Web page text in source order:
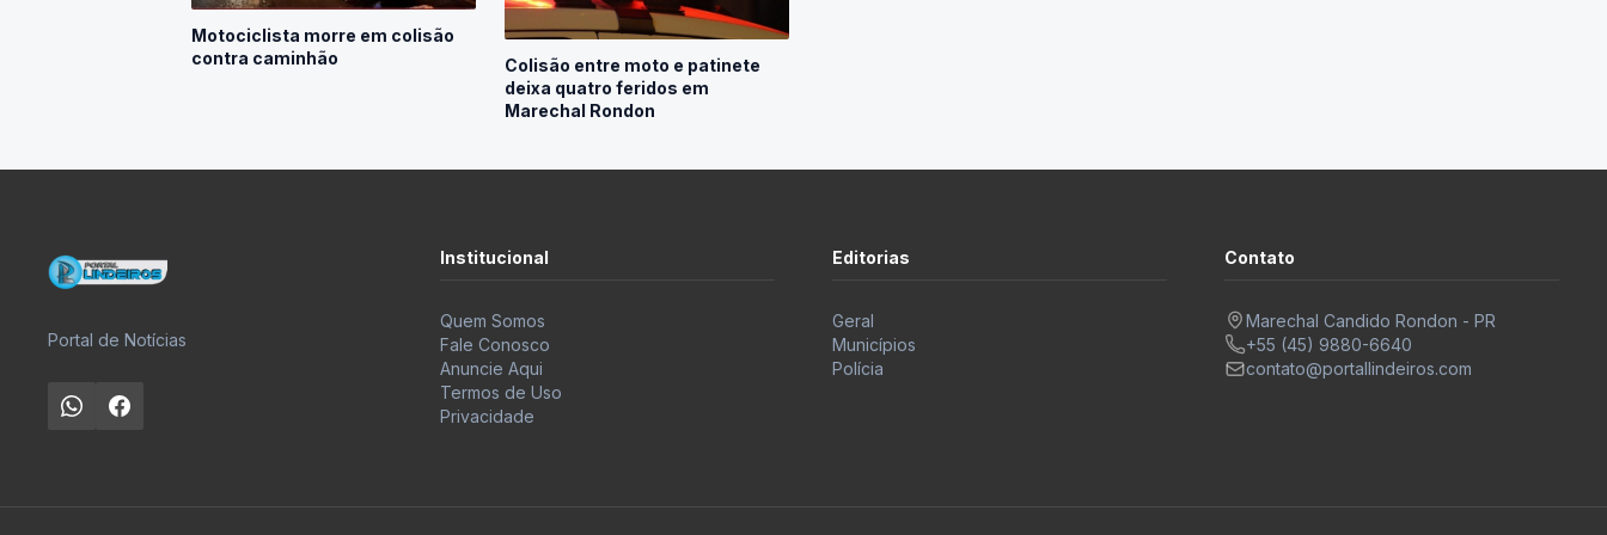
Motociclista morre em colisão
contra caminhão
Colisão entre moto e patinete
deixa quatro feridos em
Marechal Rondon
Portal de Notícias
Institucional
Quem Somos
Fale Conosco
Anuncie Aqui
Termos de Uso
Privacidade
Editorias
Geral
Municípios
Polícia
Contato
Marechal Candido Rondon - PR
+55 (45) 9880-6640
contato@portallindeiros.com